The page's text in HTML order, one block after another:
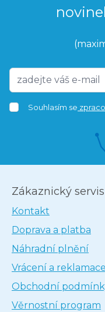
Souhlasím se
Zákaznický servis
Kontakt
Doprava a platba
Náhradní plnění
Vrácení a reklamace
Obchodní
Věrnostní program